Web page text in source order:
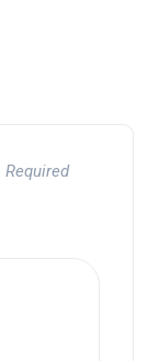
Required